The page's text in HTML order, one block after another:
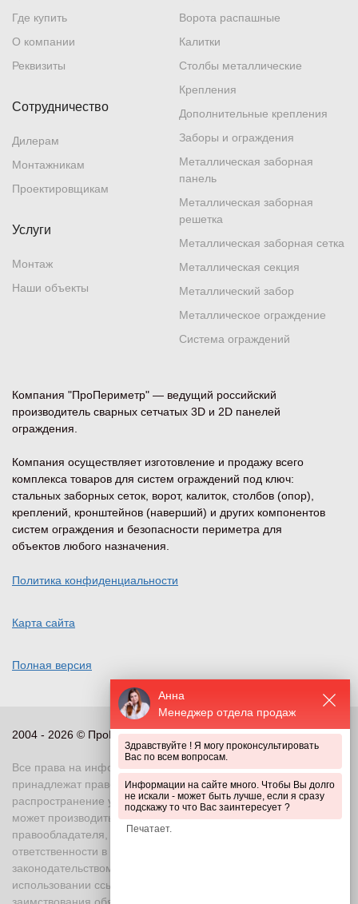
Анна
Менеджер отдела продаж
Здравствуйте ! Я могу проконсультировать
Вас по всем вопросам.
Информации на сайте много. Чтобы Вы долго
не искали - может быть лучше, если я сразу
подскажу то что Вас заинтересует ?
Компания "ПроПериметр" — ведущий российский
производитель сварных сетчатых 3D и 2D панелей
ограждения.
Компания осуществляет изготовление и продажу всего
комплекса товаров для систем ограждений под ключ:
стальных заборных сеток, ворот, калиток, столбов (опор),
креплений, кронштейнов (наверший) и других компонентов
систем ограждения и безопасности периметра для
объектов любого назначения.
Политика конфиденциальности
Карта сайта
Полная версия
Где купить
О компании
Реквизиты
Ворота распашные
Калитки
Столбы металлические
Крепления
Дополнительные крепления
Заборы и ограждения
Металлическая заборная
панель
Металлическая заборная
решетка
Металлическая заборная сетка
Металлическая секция
Металлический забор
Металлическое ограждение
Система ограждений
Сотрудничество
Дилерам
Монтажникам
Проектировщикам
Услуги
Монтаж
Наши объекты
2004 - 2026 © ПроПериметр, все права защищены
Все права на информационные и иные материалы сайта
принадлежат правообладателю. Воспроизведение или
распространение указанных материалов в любой форме
может производиться только с письменного разрешения
правообладателя, в противном случае возможно применение
ответственности в соответствии с действующим
законодательством Российской Федерации. При
использовании ссылка на правообладателя и источник